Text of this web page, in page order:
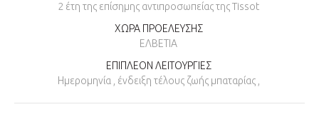
2 έτη της επίσημης αντιπροσωπείας της Tissot
ΧΩΡΑ ΠΡΟΕΛΕΥΣΗΣ
ΕΛΒΕΤΙΑ
ΕΠΙΠΛΕΟΝ ΛΕΙΤΟΥΡΓΙΕΣ
Ημερομηνία , ένδειξη τέλους ζωής μπαταρίας ,